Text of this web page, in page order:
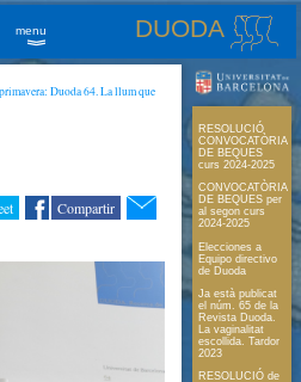
DUODA
menu
»
Duoda 64. La llum que
Compartir
RESOLUCIÓ
CONVOCATÒRIA
DE BEQUES
curs 2024-2025
CONVOCATÒRIA
DE BEQUES per
al segon curs
2024-2025
Elecciones a
Equipo directivo
de Duoda
Ja està publicat
el núm. 65 de la
Revista Duoda.
La vaginalitat
escollida. Tardor
2023
RESOLUCIÓ de